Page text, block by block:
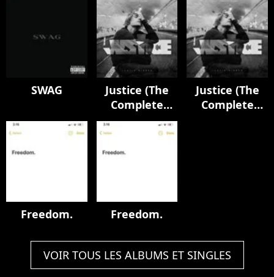
SWAG
Justice (The
Complete
Edition)
Justice (The
Complete
Freedom. Freedom.
VOIR TOUS LES ALBUMS ET SINGLES